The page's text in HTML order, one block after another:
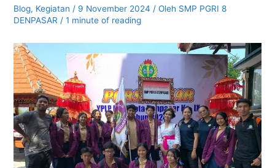
Blog, Kegiatan / 9 November 2024 / Oleh SMP PGRI 8
DENPASAR / 1 minute of reading